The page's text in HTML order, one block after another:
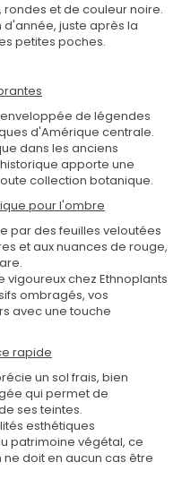
rondes et de couleur noire.
juste après la
petites poches.
de légendes
d'Amérique centrale.
dans les anciens
apporte une
collection botanique.
pour l'ombre
par des feuilles veloutées
et aux nuances de rouge,
chez Ethnoplants
ombragés, vos
avec une touche
rapide
un sol frais, bien
qui permet de
ses teintes.
esthétiques
patrimoine végétal, ce
doit en aucun cas être